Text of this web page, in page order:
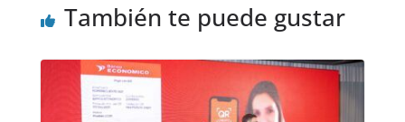
También te puede gustar